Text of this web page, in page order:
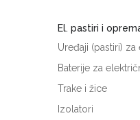
El. pastiri i
Uređaji (pastiri)
Baterije za
Trake i žice
Izolatori